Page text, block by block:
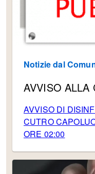
Notizie dal
AVVISO ALLA
AVVISO DI
CUTRO
ORE 02:00